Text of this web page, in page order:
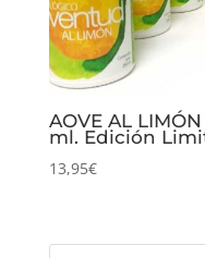
AOVE AL
ml. Edición
13,95€